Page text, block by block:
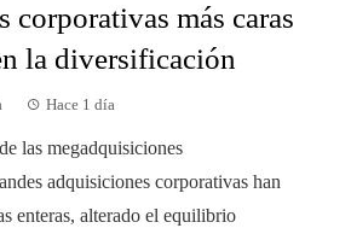
corporativas más caras
la diversificación
Hace 1 día
las megadquisiciones
adquisiciones corporativas han
enteras, alterado el equilibrio